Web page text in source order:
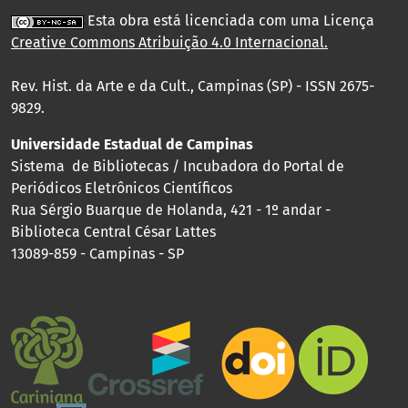
Esta obra está licenciada com uma Licença
Creative Commons Atribuição 4.0 Internacional.
Rev. Hist. da Arte e da Cult., Campinas (SP) - ISSN 2675-
9829.
Universidade Estadual de Campinas
Sistema de Bibliotecas / Incubadora do Portal de
Periódicos Eletrônicos Científicos
Rua Sérgio Buarque de Holanda, 421 - 1º andar -
Biblioteca Central César Lattes
13089-859 - Campinas - SP